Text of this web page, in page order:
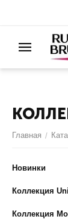
Главная /
Новинки
Коллекция
Коллекция